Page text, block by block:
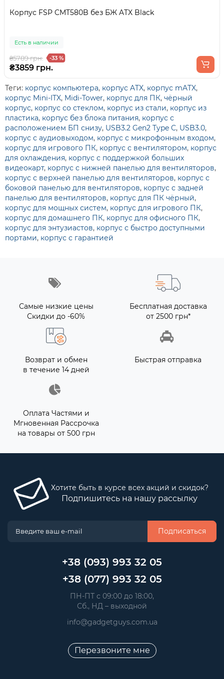
Корпус FSP CMT580B без БЖ ATX Black
Есть в наличии
₴5789 грн. -33 %
₴3859 грн.
Теги: корпус компьютера, корпус ATX, корпус mATX,
корпус Mini-ITX, Midi-Tower, корпус для ПК, чёрный
корпус, корпус со стеклом, корпус из стали, корпус из
пластика, корпус без блока питания, корпус с
расположением БП снизу, USB3.2 Gen2 Type C, USB3.0,
корпус с аудиовыходом, корпус с микрофонным входом,
корпус для игрового ПК, корпус с вентилятором, корпус
для охлаждения, корпус с поддержкой больших
видеокарт, корпус с нижней панелью для вентиляторов,
корпус с верхней панелью для вентиляторов, корпус с
боковой панелью для вентиляторов, корпус с задней
панелью для вентиляторов, корпус для ПК чёрный,
корпус для мощных систем, корпус для игрового ПК,
корпус для домашнего ПК, корпус для офисного ПК,
корпус для энтузиастов, корпус с быстро доступными
портами, корпус с гарантией
Самые низкие цены
Скидки до -60%
Бесплатная доставка
от 2500 грн*
Возврат и обмен
в течение 14 дней
Быстрая отправка
Оплата Частями и
Мгновенная Рассрочка
на товары от 500 грн
Хотите быть в курсе всех акций и скидок?
Подпишитесь на нашу рассылку
Подписаться
+38 (093) 993 32 05
+38 (077) 993 32 05
ПН-ПТ с 09:00 до 18:00,
Сб., НД – выходной
info@gadgetguys.com.ua
Перезвоните мне